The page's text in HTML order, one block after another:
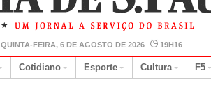
QUINTA-FEIRA, 6 DE AGOSTO DE 2026 19H16
Cotidiano Esporte Cultura F5